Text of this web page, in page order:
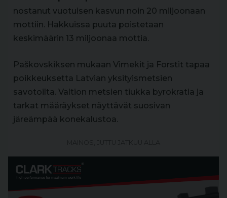
nostanut vuotuisen kasvun noin 20 miljoonaan
mottiin. Hakkuissa puuta poistetaan
keskimäärin 13 miljoonaa mottia.
Paškovskiksen mukaan Vimekit ja Forstit tapaa
poikkeuksetta Latvian yksityismetsien
savotoilta. Valtion metsien tiukka byrokratia ja
tarkat määräykset näyttävät suosivan
järeämpää konekalustoa.